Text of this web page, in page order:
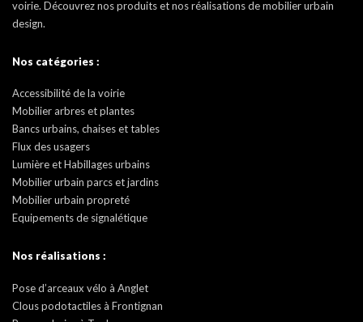
voirie. Découvrez nos produits et nos réalisations de mobilier urbain
design.
Nos catégories :
Accessibilité de la voirie
Mobilier arbres et plantes
Bancs urbains, chaises et tables
Flux des usagers
Lumière et Habillages urbains
Mobilier urbain parcs et jardins
Mobilier urbain propreté
Equipements de signalétique
Nos réalisations :
Pose d’arceaux vélo à Anglet
Clous podotactiles à Frontignan